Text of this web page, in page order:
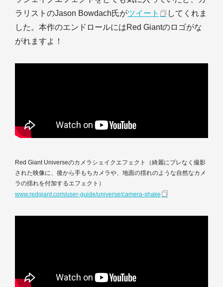
ラリストのJason Bowdach氏がツイート
してくれま
した。本作のエンドロールにはRed Giantのロゴがな
がれますよ！
Red Giant Universeのカメラシェイクエフェクト（綺麗にブレなく撮影
された映像に、後から手もちカメラや、地面の揺れのような自然なカメ
ラの揺れを付加するエフェクト）
www.redgiant.com/user-guide/universe/camera-shake